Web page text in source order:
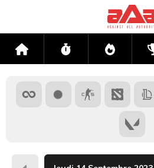
Accueil Flux Directs